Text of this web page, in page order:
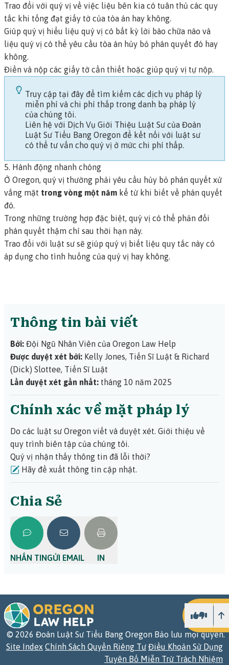
Trao đổi với quý vị về việc liệu bên kia có tuân thủ các quy
tắc khi tống đạt giấy tờ của tòa án hay không.
Giúp quý vị hiểu liệu quý vị có bất kỳ lời bào chữa nào và
liệu quý vị có thể yêu cầu tòa án hủy bỏ phán quyết đó hay
không.
Điền và nộp các giấy tờ cần thiết hoặc giúp quý vị tự nộp.
Truy cập tại đây để tìm kiếm các dịch vụ pháp lý
miễn phí và chi phí thấp trong danh bạ pháp lý
của chúng tôi.
Liên hệ với Dịch Vụ Giới Thiệu Luật Sư của Đoàn
Luật Sư Tiểu Bang Oregon để kết nối với luật sư
có thể tư vấn cho quý vị ở mức chi phí thấp.
5. Hành động nhanh chóng
Ở Oregon, quý vị thường phải yêu cầu hủy bỏ phán quyết xử
vắng mặt trong vòng một năm kể từ khi biết về phán quyết
đó.
Trong những trường hợp đặc biệt, quý vị có thể phản đối
phán quyết thậm chí sau thời hạn này.
Trao đổi với luật sư sẽ giúp quý vị biết liệu quy tắc này có
áp dụng cho tình huống của quý vị hay không.
Thông tin bài viết
Bởi: Đội Ngũ Nhân Viên của Oregon Law Help
Được duyệt xét bởi: Kelly Jones, Tiến Sĩ Luật & Richard
(Dick) Slottee, Tiến Sĩ Luật
Lần duyệt xét gần nhất: tháng 10 năm 2025
Chính xác về mặt pháp lý
Do các luật sư Oregon viết và duyệt xét. Giới thiệu về
quy trình biên tập của chúng tôi.
Quý vị nhận thấy thông tin đã lỗi thời?
Hãy đề xuất thông tin cập nhật.
Chia Sẻ
NHẮN TINGỬI EMAIL IN
© 2026 Đoàn Luật Sư Tiểu Bang Oregon Bảo lưu mọi quyền.
Site Index Chính Sách Quyền Riêng Tư Điều Khoản Sử Dụng
Tuyên Bố Miễn Trừ Trách Nhiệm